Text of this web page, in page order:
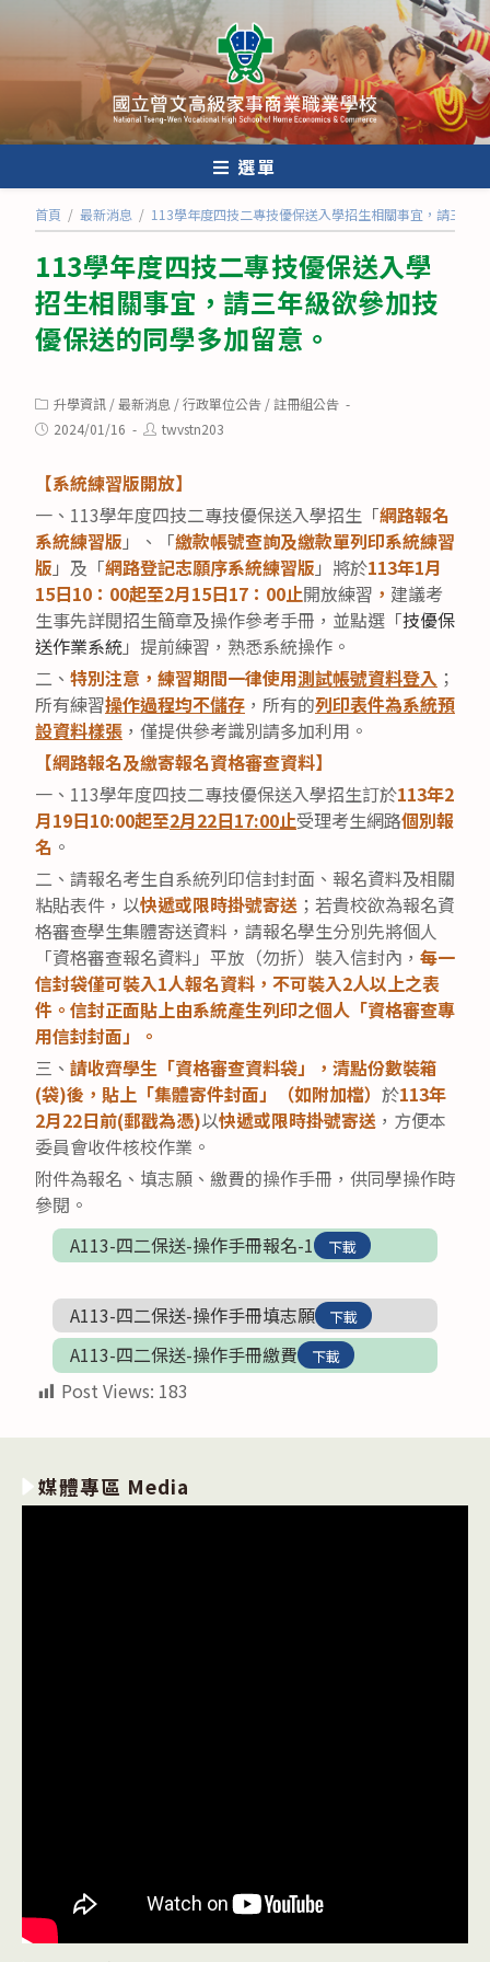
內
選單
首頁 / 最新消息 / 113學年度四技二專技優保送入學招生相關事宜，請三年
113學年度四技二專技優保送入學
招生相關事宜，請三年級欲參加技
優保送的同學多加留意。
Post
category:
升學資訊 /最新消息 /行政單位公告 /註冊組公告
Post2024/01/16
Posttwvstn203
【系統練習版開放】
一、113學年度四技二專技優保送入學招生「網路報名
系統練習版 」、「繳款帳號查詢及繳款單列印系統練習
版 」及「網路登記志願序系統練習版 」將於113年1月
15日10 ： 00起至2月15日17 ： 00止開放練習 ， 建議考
生事先詳閱招生簡章及操作參考手冊，並點選「技優保
送作業系統」提前練習，熟悉系統操作。
二、 特別注意，練習期間一律使用測試帳號資料登入 ；
所有練習操作過程均不儲存 ，所有的列印表件為系統預
設資料樣張 ，僅提供參考識別請多加利用。
【網路報名及繳寄報名資格審查資料】
一、113學年度四技二專技優保送入學招生訂於113年2
月19日10:00起至2月22日17:00止受理考生網路個別報
名 。
二、請報名考生自系統列印信封封面、報名資料及相關
粘貼表件，以快遞或限時掛號寄送 ；若貴校欲為報名資
格審查學生集體寄送資料，請報名學生分別先將個人
「資格審查報名資料」平放（勿折）裝入信封內， 每一
信封袋僅可裝入1人報名資料，不可裝入2人以上之表
件。信封正面貼上由系統產生列印之個人「資格審查專
用信封封面」。
三、 請收齊學生「資格審查資料袋」，清點份數裝箱
(袋)後，貼上「集體寄件封面」（如附加檔） 於113年
2月22日前(郵戳為憑)以快遞或限時掛號寄送 ，方便本
委員會收件核校作業。
附件為報名、填志願、繳費的操作手冊，供同學操作時
參閱。
A113-四二保送-操作手冊報名-1
下載
A113-四二保送-操作手冊填志願 下載
A113-四二保送-操作手冊繳費 下載
Post Views: 183
媒體專區 Media